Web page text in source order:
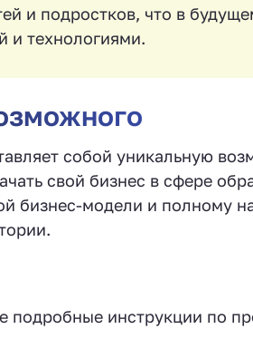
и подростков, что в
и технологиями.
собой уникальную
свой бизнес в сфере
бизнес-модели и полному
подробные инструкции по